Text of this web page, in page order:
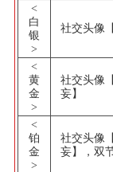
<
白
银
>
社交头像
<
黄
金
>
社交头像
妄】
<
铂
金
>
社交头像
妄】，双